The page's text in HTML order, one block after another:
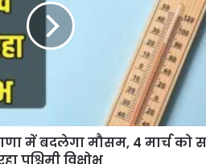
में बदलेगा मौसम, 4 मार्च को
पश्चिमी विक्षोभ